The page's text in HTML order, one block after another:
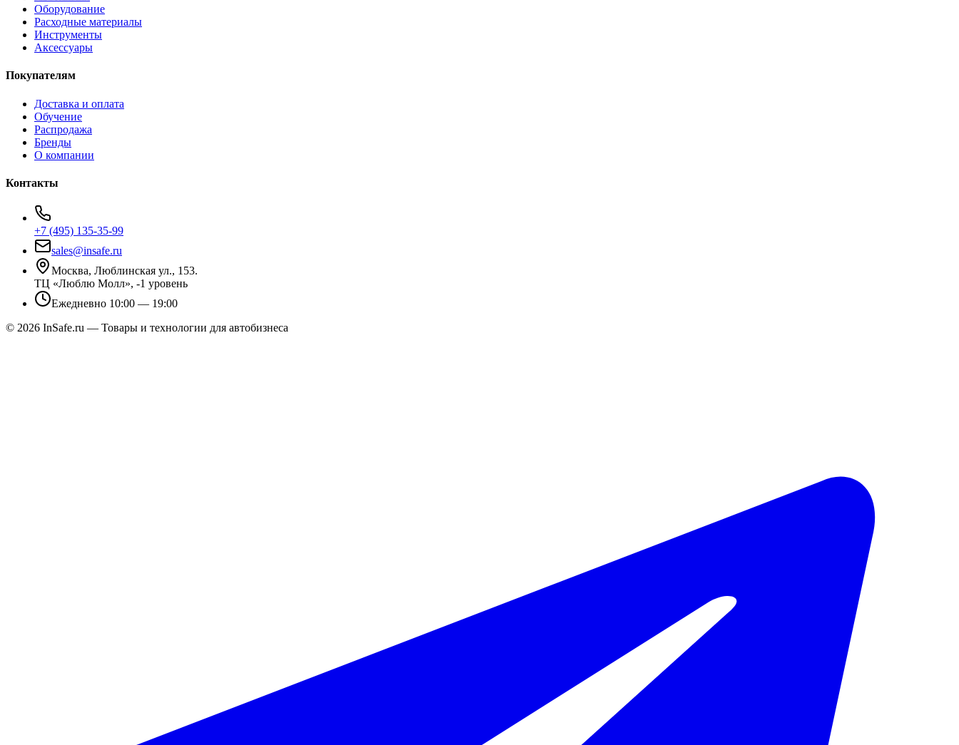
Оборудование
Расходные материалы
Инструменты
Аксессуары
Покупателям
Доставка и оплата
Обучение
Распродажа
Бренды
О компании
Контакты
+7 (495) 135-35-99
sales@insafe.ru
Москва, Люблинская ул., 153.
ТЦ «Люблю Молл», -1 уровень
Ежедневно 10:00 — 19:00
© 2026 InSafe.ru — Товары и технологии для автобизнеса